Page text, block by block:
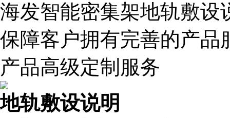
海发智能密集架地轨敷设
保障客户拥有完善的产品
产品高级定制服务
地轨敷设说明